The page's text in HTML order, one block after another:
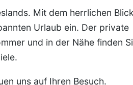
Mit dem herrlichen
Urlaub ein. Der private
und in der Nähe finden
uns auf Ihren Besuch.